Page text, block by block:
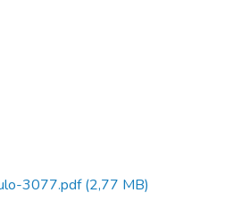
3077.pdf(2,77 MB)